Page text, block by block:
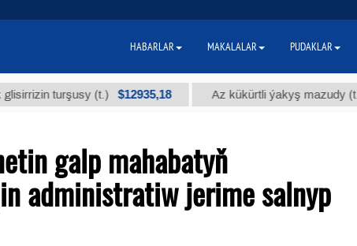
turşusy (t.) $12935,18 Az kükürtli ýakyş mazudy (t.) $300
galp mahabatyň
administratiw jerime salnyp
HABARLAR MAKALALAR PUDAKLAR